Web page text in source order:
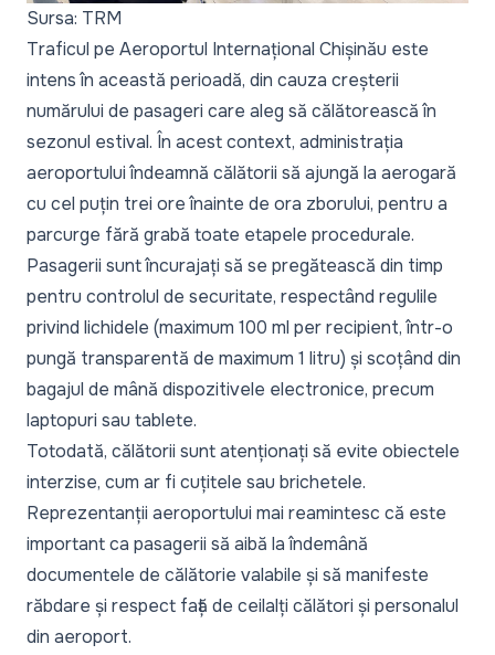
Sursa: TRM
Traficul pe Aeroportul Internațional Chișinău este
intens în această perioadă, din cauza creșterii
numărului de pasageri care aleg să călătorească în
sezonul estival. În acest context, administrația
aeroportului îndeamnă călătorii să ajungă la aerogară
cu cel puțin trei ore înainte de ora zborului, pentru a
parcurge fără grabă toate etapele procedurale.
Pasagerii sunt încurajați să se pregătească din timp
pentru controlul de securitate, respectând regulile
privind lichidele (maximum 100 ml per recipient, într-o
pungă transparentă de maximum 1 litru) și scoțând din
bagajul de mână dispozitivele electronice, precum
laptopuri sau tablete.
Totodată, călătorii sunt atenționați să evite obiectele
interzise, cum ar fi cuțitele sau brichetele.
Reprezentanții aeroportului mai reamintesc că este
important ca pasagerii să aibă la îndemână
documentele de călătorie valabile și să manifeste
răbdare și respect față de ceilalți călători și personalul
din aeroport.